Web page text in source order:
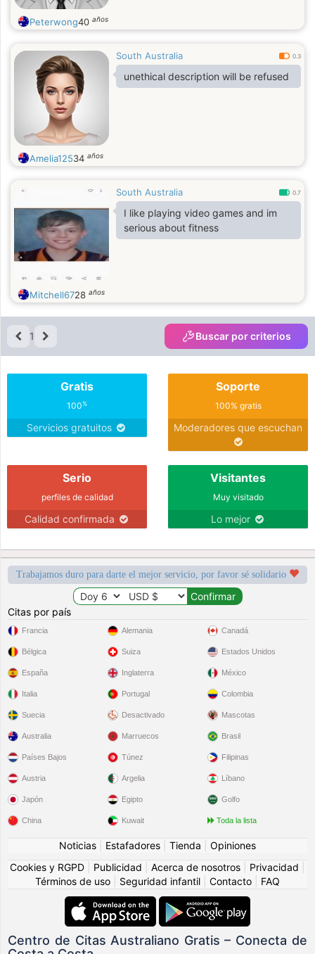
Peterwong40 años
South Australia 0.3
unethical description will be refused
Amelia12534 años
South Australia 0.7
I like playing video games and im
serious about fitness
Mitchell6728 años
1 Buscar por criterios
Gratis
100%
Servicios gratuitos
Soporte
100% gratis
Moderadores que escuchan
Serio
perfiles de calidad
Calidad confirmada
Visitantes
Muy visitado
Lo mejor
Trabajamos duro para darte el mejor servicio, por favor sé solidario
Citas por país
Francia
Bélgica
España
Italia
Suecia
Alemania
Suiza
Inglaterra
Portugal
Desactivado
Canadá
Estados Unidos
México
Colombia
Mascotas
Australia
Países Bajos
Austria
Japón
China
Marruecos
Túnez
Argelia
Egipto
Kuwait
Brasil
Filipinas
Líbano
Golfo
Toda la lista
Noticias Estafadores Tienda
Opiniones
Cookies y RGPD
Publicidad Acerca de nosotros Privacidad
Términos de uso
Seguridad infantil Contacto FAQ
Centro de Citas Australiano Gratis – Conecta de